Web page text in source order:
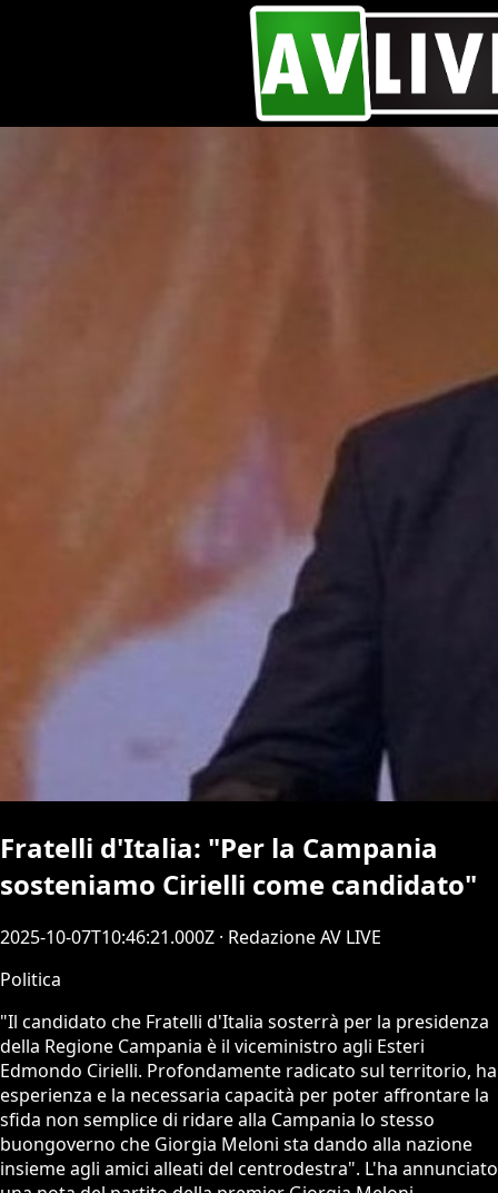
Fratelli d'Italia: "Per la Campania
sosteniamo Cirielli come candidato"
2025-10-07T10:46:21.000Z · Redazione AV LIVE
Politica
"Il candidato che Fratelli d'Italia sosterrà per la presidenza
della Regione Campania è il viceministro agli Esteri
Edmondo Cirielli. Profondamente radicato sul territorio, ha
esperienza e la necessaria capacità per poter affrontare la
sfida non semplice di ridare alla Campania lo stesso
buongoverno che Giorgia Meloni sta dando alla nazione
insieme agli amici alleati del centrodestra". L'ha annunciato